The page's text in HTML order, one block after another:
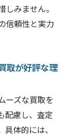
みません。
信頼性と実力
取が好評な理
ーズな買取を
配慮し、査定
体的には、